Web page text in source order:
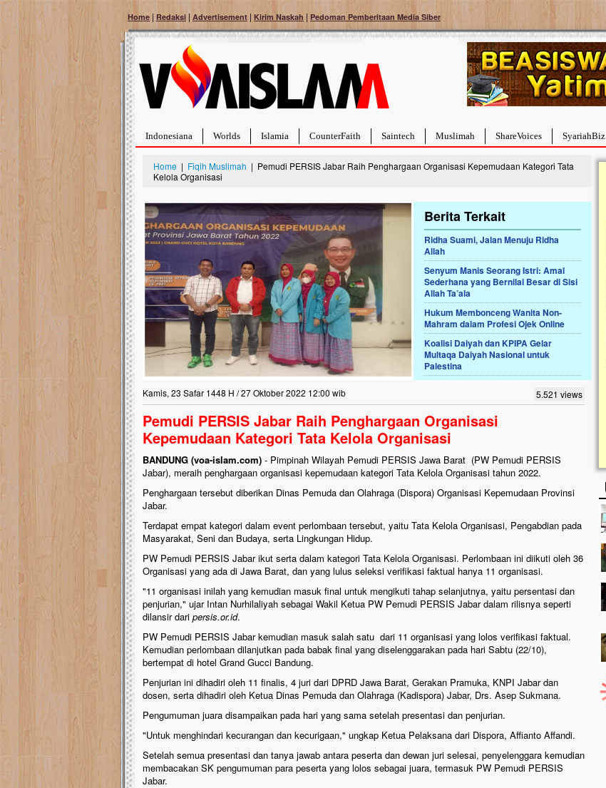
Home | Redaksi | Advertisement | Kirim Naskah | Pedoman Pemberitaan Media Siber
Indonesiana Worlds Islamia CounterFaith Saintech Muslimah ShareVoices SyariahBiz
Home | Fiqih Muslimah | Pemudi PERSIS Jabar Raih Penghargaan Organisasi Kepemudaan Kategori Tata
Kelola Organisasi
Berita Terkait
Ridha Suami, Jalan Menuju Ridha
Allah
Senyum Manis Seorang Istri: Amal
Sederhana yang Bernilai Besar di Sisi
Allah Ta’ala
Hukum Membonceng Wanita Non-
Mahram dalam Profesi Ojek Online
Koalisi Daiyah dan KPIPA Gelar
Multaqa Daiyah Nasional untuk
Palestina
Kamis, 23 Safar 1448 H / 27 Oktober 2022 12:00 wib 5.521 views
Pemudi PERSIS Jabar Raih Penghargaan Organisasi
Kepemudaan Kategori Tata Kelola Organisasi
BANDUNG (voa-islam.com) - Pimpinah Wilayah Pemudi PERSIS Jawa Barat (PW Pemudi PERSIS
Jabar), meraih penghargaan organisasi kepemudaan kategori Tata Kelola Organisasi tahun 2022.
Penghargaan tersebut diberikan Dinas Pemuda dan Olahraga (Dispora) Organisasi Kepemudaan Provinsi
Jabar.
Terdapat empat kategori dalam event perlombaan tersebut, yaitu Tata Kelola Organisasi, Pengabdian pada
Masyarakat, Seni dan Budaya, serta Lingkungan Hidup.
PW Pemudi PERSIS Jabar ikut serta dalam kategori Tata Kelola Organisasi. Perlombaan ini diikuti oleh 36
Organisasi yang ada di Jawa Barat, dan yang lulus seleksi verifikasi faktual hanya 11 organisasi.
"11 organisasi inilah yang kemudian masuk final untuk mengikuti tahap selanjutnya, yaitu persentasi dan
penjurian," ujar Intan Nurhilaliyah sebagai Wakil Ketua PW Pemudi PERSIS Jabar dalam rilisnya seperti
dilansir dari persis.or.id.
PW Pemudi PERSIS Jabar kemudian masuk salah satu dari 11 organisasi yang lolos verifikasi faktual.
Kemudian perlombaan dilanjutkan pada babak final yang diselenggarakan pada hari Sabtu (22/10),
bertempat di hotel Grand Gucci Bandung.
Penjurian ini dihadiri oleh 11 finalis, 4 juri dari DPRD Jawa Barat, Gerakan Pramuka, KNPI Jabar dan
dosen, serta dihadiri oleh Ketua Dinas Pemuda dan Olahraga (Kadispora) Jabar, Drs. Asep Sukmana.
Pengumuman juara disampaikan pada hari yang sama setelah presentasi dan penjurian.
"Untuk menghindari kecurangan dan kecurigaan," ungkap Ketua Pelaksana dari Dispora, Affianto Affandi.
Setelah semua presentasi dan tanya jawab antara peserta dan dewan juri selesai, penyelenggara kemudian
membacakan SK pengumuman para peserta yang lolos sebagai juara, termasuk PW Pemudi PERSIS
Jabar.
Bantu Naura, Balita Hebat Sembuh Dari
Tumor Pembuluh Darah
Hidup Naura Salsabila dipenuhi dengan
rintangan yang sangat berat. Meskipun baru
berusia sepuluh bulan, bayi yang imut ini harus
menghadapi penyakit yang dahsyat, yaitu tumor
pembuluh darah berukuran...
Lima Tahun Mangkrak, Masjid di
Pelosok ini Mengenaskan. Ayo Bantu.!!
Nasib masjid di Kampung Cilumbu ini sungguh
mengenaskan. Lima tahun mangkrak, kini nyaris
tak berbentuk masjid, dipenuhi rumput liar,
hujan....